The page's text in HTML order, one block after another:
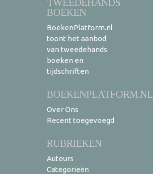
TWEEDEHANDS
BOEKEN
BoekenPlatform.nl
toont het aanbod
van tweedehands
boeken en
tijdschriften
BOEKENPLATFORM.NL
Over Ons
Recent toegevoegd
RUBRIEKEN
Auteurs
Categorieën